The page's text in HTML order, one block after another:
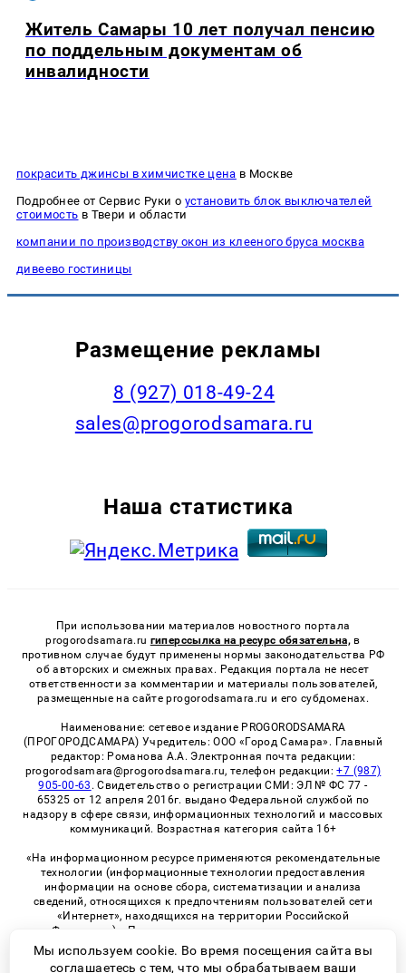
Житель Самары 10 лет получал пенсию
по поддельным документам об
инвалидности
покрасить джинсы в химчистке цена в Москве
Подробнее от Сервис Руки о установить блок выключателей
стоимость в Твери и области
компании по производству окон из клееного бруса москва
дивеево гостиницы
Размещение рекламы
8 (927) 018-49-24
sales@progorodsamara.ru
Наша статистика
При использовании материалов новостного портала
progorodsamara.ru гиперссылка на ресурс обязательна, в
противном случае будут применены нормы законодательства РФ
об авторских и смежных правах. Редакция портала не несет
ответственности за комментарии и материалы пользователей,
размещенные на сайте progorodsamara.ru и его субдоменах.
Наименование: сетевое издание PROGORODSAMARA
(ПРОГОРОДСАМАРА) Учредитель: ООО «Город Самара». Главный
редактор: Романова А.А. Электронная почта редакции:
progorodsamara@progorodsamara.ru, телефон редакции:+7 (987)
905-00-63 . Свидетельство о регистрации СМИ: ЭЛ № ФС 77 -
65325 от 12 апреля 2016г. выдано Федеральной службой по
надзору в сфере связи, информационных технологий и массовых
коммуникаций. Возрастная категория сайта 16+
«На информационном ресурсе применяются рекомендательные
технологии (информационные технологии предоставления
информации на основе сбора, систематизации и анализа
сведений, относящихся к предпочтениям пользователей сети
«Интернет», находящихся на территории Российской
Федерации)». Правила применения рекомендательных
технологий в виджетах рекламно-обменной сети
«СМИ2» (PDF)
Мы используем cookie. Во время посещения сайта вы
соглашаетесь с тем, что мы обрабатываем ваши